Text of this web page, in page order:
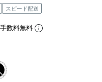
スピード配送
数料無料